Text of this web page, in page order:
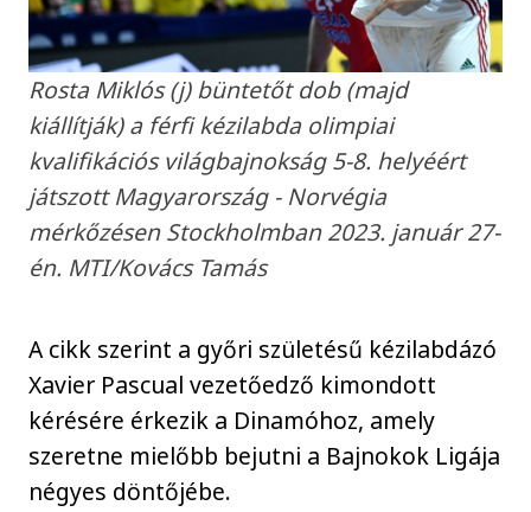
Rosta Miklós (j) büntetőt dob (majd
kiállítják) a férfi kézilabda olimpiai
kvalifikációs világbajnokság 5-8. helyéért
játszott Magyarország - Norvégia
mérkőzésen Stockholmban 2023. január 27-
én. MTI/Kovács Tamás
A cikk szerint a győri születésű kézilabdázó
Xavier Pascual vezetőedző kimondott
kérésére érkezik a Dinamóhoz, amely
szeretne mielőbb bejutni a Bajnokok Ligája
négyes döntőjébe.